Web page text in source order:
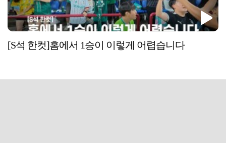
[S석 한컷]홈에서 1승이 이렇게 어렵습니다